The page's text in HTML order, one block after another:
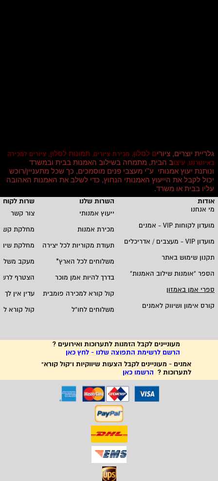
גלריית יוצרים, ציורים לסלון, מכירת ציורים, תמונות לסלון, ציורים למכירה
באינטרנט, עיצוב הבית, מתמחה בשילוב האמנות בבית ובמשרד
ונותנת יעוץ אמנותי ע''י מעצבי פנים מוסמכים, כך שכל מתעניין/רוכש
יכול לקבל את הייעוץ האמנותי הנחוץ, כדי לשלב את האמנות האהובה
עליו בבית או משרד.
אודות
השרות שלנו
שרות
מי אנחנו
ייעוץ אמנותי
צור קשר
מועדון לקוחותVIP - אמנים מכירת אמנות
מחלקת
מועדון
מעצבים / אדריכלים תעודת מקוריות לכל יצירה
מחלקת
תקנון שימוש באתר
משלוחים לכל הארץ*
מעקב
הספר "אומנות שילוב האמנות" בדרך להיות אמן מוכר
הצטרף
ספרי אמן באמזון
קול קורא למכירה פומבית
עדין אין לך
קורס אימון ושיווק לאמנים
משלוחים לחו"ל קול קורא
מעוניינים לקבל הזמנות לתערוכות ואירועים ?
הרשם לרשימת התפוצה שלנו - לחץ כאן
אמנים - מעוניינים לקבל הצעות שיווקיות ו"קול קורא"
לתערוכות ? הרשמו כאן